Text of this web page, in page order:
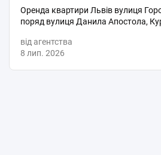
Оренда квартири Львів вулиця
поряд вулиця Данила Апостола,
опаленням та підігрів води на газ
меблі, холодильник, пральна
від агентства
8 лип. 2026